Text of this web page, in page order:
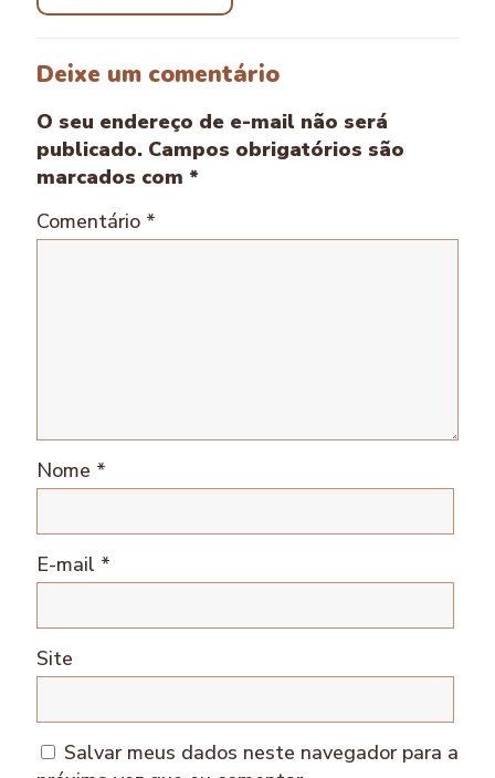
Deixe um comentário
O seu endereço de e-mail não será
publicado. Campos obrigatórios são
marcados com *
Comentário *
Nome *
E-mail *
Site
Salvar meus dados neste navegador para a